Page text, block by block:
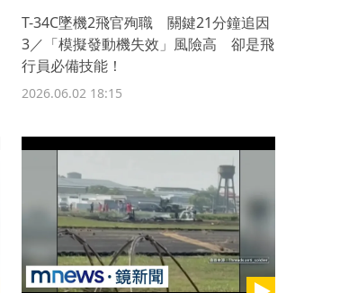
T-34C墜機2飛官殉職 關鍵21分鐘追因
3／「模擬發動機失效」風險高 卻是飛
行員必備技能！
2026.06.02 18:15